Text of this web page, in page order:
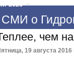
2026
СМИ о
чем
19 августа 2016